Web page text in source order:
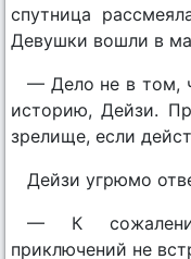
спутница
Девушки вошли в
— Дело не в том,
историю, Дейзи.
зрелище, если
Дейзи угрюмо
— К
приключений не